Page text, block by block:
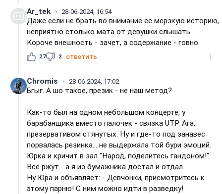
Ar_tek 28-06-2024, 16:54
Даже если не брать во внимание её мерзкую историю,
неприятно столько мата от девушки слышать.
Короче внешность - зачет, а содержание - говно.
27 2 ответить
Chromis 28-06-2024, 17:02
Бгыг. А шо такое, презик - не наш метод?
Как-то был на одном небольшом концерте, у
барабанщика вместо палочек - связка UTP. Ага,
презервативом стянутых. Ну и где-то под занавес
порвалась резинка... не выдержала той бури эмоций.
Юрка и кричит в зал "Народ, поделитесь гандоном!"
Все ржут... а я из бумажника достал и отдал.
Ну Юра и объявляет: - Девчонки, присмотритесь к
этому парню! С ним можно идти в разведку!